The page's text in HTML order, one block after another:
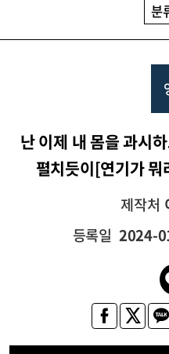
분
난 이제 내 몸을 과시
펼치듯이[연기가
제작처
등록일 2024-